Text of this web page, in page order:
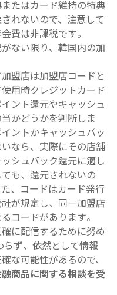
たはカード維持の特典
れないので、注意して
費は非課税です。
ない限り、韓国内の加
盟店は加盟店コードと
用時クレジットカード
ント還元やキャッシュ
かどうかを判断しま
ントかキャッシュバッ
なら、実際にその店舗
シュバック還元に適し
も、還元されないの
、コードはカード発行
が規定し、同一加盟店
コードがあります。
に配信するために努め
ず、依然として情報
な可能性があるので、
商品に関する相談を受